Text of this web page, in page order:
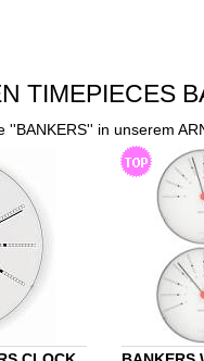
TIMEPIECES
in unserem